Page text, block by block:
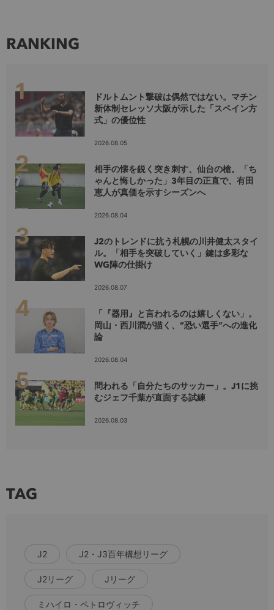
RANKING
ドルトムント撃破は偶然ではない。マチン
新体制セレッソ大阪が示した「スペイン方
式」の優位性
2026.08.05
相手の懐を鋭く突き刺す、仙台の槍。「ち
ゃんと悔しかった」3年目の正直で、有田
恵人が真価を示すシーズンへ
2026.08.04
J2のトレンドに抗う札幌の川井健太スタイ
ル。「相手を突破していく」鍵は多彩な
WG陣の仕掛け
2026.08.07
「『器用』と言われるのは嬉しくない」。
岡山・西川潤が描く、”恐い選手”への進化
論
2026.08.04
問われる「自分たちのサッカー」。J1に挑
むジェフ千葉が直面する試練
2026.08.03
TAG
J2 J2・J3百年構想リーグ
J2リーグ Jリーグ
ミハイロ・ペトロヴィッチ